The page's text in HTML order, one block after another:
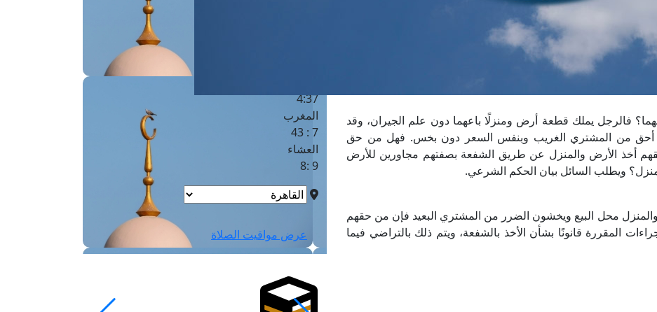
فالرجل يملك قطعة أرض ومنزلًا باعهما دون علم الجيران، وقد
أحق من المشتري الغريب وبنفس السعر دون بخس. فهل من حق
أخذ الأرض والمنزل عن طريق الشفعة بصفتهم مجاورين للأرض
ويطلب السائل بيان الحكم الشرعي.
محل البيع ويخشون الضرر من المشتري البعيد فإن من حقهم
المقررة قانونًا بشأن الأخذ بالشفعة، ويتم ذلك بالتراضي فيما
4:37
المغرب
7 : 43
العشاء
9 :8
عرض مواقيت الصلاة